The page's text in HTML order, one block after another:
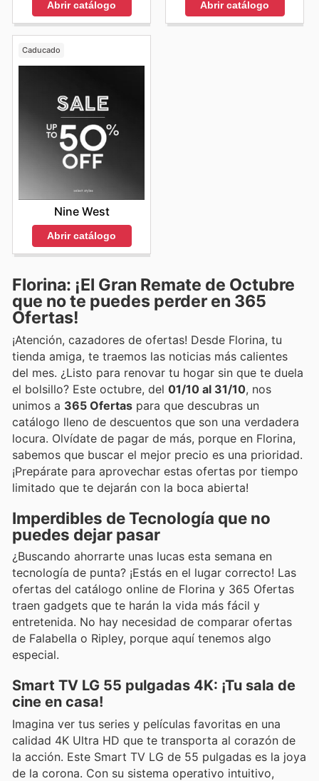
Abrir catálogo Abrir catálogo
Caducado
Nine West
Abrir catálogo
Florina: ¡El Gran Remate de Octubre
que no te puedes perder en 365
Ofertas!
¡Atención, cazadores de ofertas! Desde Florina, tu
tienda amiga, te traemos las noticias más calientes
del mes. ¿Listo para renovar tu hogar sin que te duela
el bolsillo? Este octubre, del 01/10 al 31/10, nos
unimos a 365 Ofertas para que descubras un
catálogo lleno de descuentos que son una verdadera
locura. Olvídate de pagar de más, porque en Florina,
sabemos que buscar el mejor precio es una prioridad.
¡Prepárate para aprovechar estas ofertas por tiempo
limitado que te dejarán con la boca abierta!
Imperdibles de Tecnología que no
puedes dejar pasar
¿Buscando ahorrarte unas lucas esta semana en
tecnología de punta? ¡Estás en el lugar correcto! Las
ofertas del catálogo online de Florina y 365 Ofertas
traen gadgets que te harán la vida más fácil y
entretenida. No hay necesidad de comparar ofertas
de Falabella o Ripley, porque aquí tenemos algo
especial.
Smart TV LG 55 pulgadas 4K: ¡Tu sala de
cine en casa!
Imagina ver tus series y películas favoritas en una
calidad 4K Ultra HD que te transporta al corazón de
la acción. Este Smart TV LG de 55 pulgadas es la joya
de la corona. Con su sistema operativo intuitivo,